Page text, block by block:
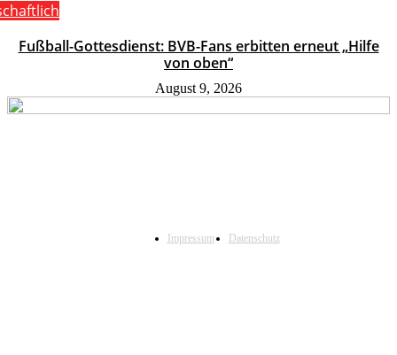
Fußball-Gottesdienst: BVB-Fans erbitten erneut „Hilfe
von oben“
August 9, 2026
Impressum Datenschutz